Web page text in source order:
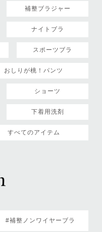
補整ブラジャー
ナイトブラ
スポーツブラ
おしりが桃！パンツ
ショーツ
下着用洗剤
すべてのアイテム
#補整ノンワイヤーブラ